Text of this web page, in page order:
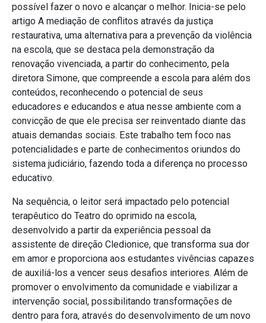
possível fazer o novo e alcançar o melhor. Inicia-se pelo
artigo A mediação de conflitos através da justiça
restaurativa, uma alternativa para a prevenção da violência
na escola, que se destaca pela demonstração da
renovação vivenciada, a partir do conhecimento, pela
diretora Simone, que compreende a escola para além dos
conteúdos, reconhecendo o potencial de seus
educadores e educandos e atua nesse ambiente com a
convicção de que ele precisa ser reinventado diante das
atuais demandas sociais. Este trabalho tem foco nas
potencialidades e parte de conhecimentos oriundos do
sistema judiciário, fazendo toda a diferença no processo
educativo.
Na sequência, o leitor será impactado pelo potencial
terapêutico do Teatro do oprimido na escola,
desenvolvido a partir da experiência pessoal da
assistente de direção Cledionice, que transforma sua dor
em amor e proporciona aos estudantes vivências capazes
de auxiliá-los a vencer seus desafios interiores. Além de
promover o envolvimento da comunidade e viabilizar a
intervenção social, possibilitando transformações de
dentro para fora, através do desenvolvimento de um novo